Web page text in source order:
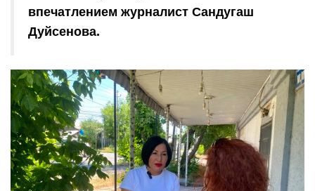
впечатлением журналист Сандугаш
Дуйсенова.